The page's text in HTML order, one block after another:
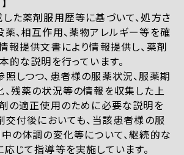
た薬剤服用歴等に基づいて、処方さ
、相互作用、薬物アレルギー等を確
報提供文書により情報提供し、薬剤
的な説明を行っています。
しつつ、患者様の服薬状況、服薬期
残薬の状況等の情報を収集した上
の適正使用のために必要な説明を
交付後においても、当該患者様の服
の体調の変化等について、継続的な
じて指導等を実施しています。